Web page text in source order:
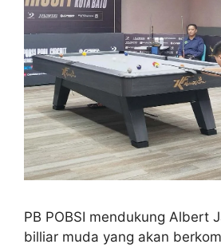
PB POBSI mendukung Albert
billiar muda yang akan